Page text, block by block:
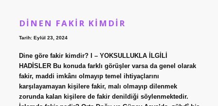
DINEN FAKIR KIMDIR
Tarih: Eylül 23, 2024
Dine göre fakir kimdir? I – YOKSULLUKLA İLGİLİ
HADİSLER Bu konuda farklı görüşler varsa da genel olarak
fakir, maddi imkânı olmayıp temel ihtiyaçlarını
karşılayamayan kişilere fakir, malı olmayıp dilenmek
zorunda kalan kişilere de fakir denildiği söylenmektedir.